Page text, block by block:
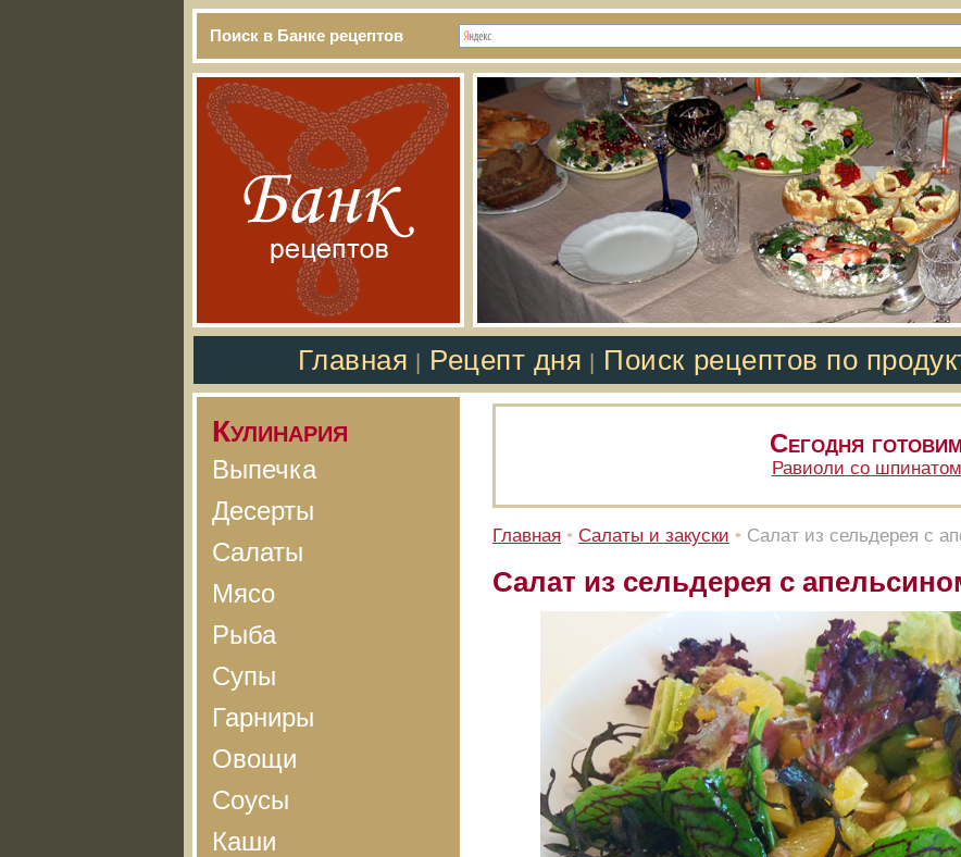
Поиск в Банке рецептов
Главная Рецепт дня Поиск рецептов по
Кулинария
Выпечка
Десерты
Салаты
Мясо
Рыба
Супы
Гарниры
Овощи
Соусы
Каши
Сегодня готовим
Равиоли со шпинатом
Главная • Салаты и закуски • Салат из сельдерея с
Салат из сельдерея с